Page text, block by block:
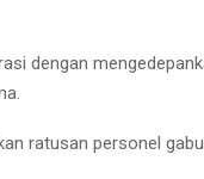
dengan
ratusan personel